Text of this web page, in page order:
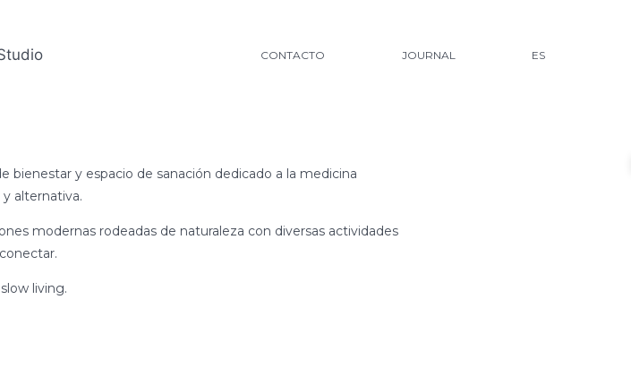
CONTACTO JOURNAL ES
bienestar y espacio de sanación dedicado a la medicina
alternativa.
modernas rodeadas de naturaleza con diversas actividades
living.